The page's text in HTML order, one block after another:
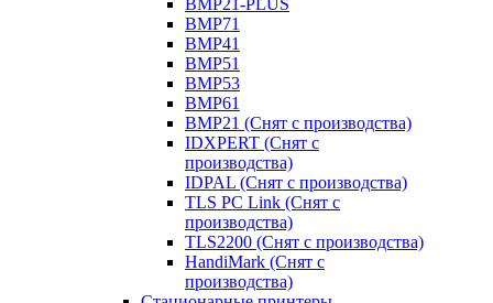
BMP21-PLUS
BMP71
BMP41
BMP51
BMP53
BMP61
BMP21 (Снят с производства)
IDXPERT (Снят с
производства)
IDPAL (Снят с производства)
TLS PC Link (Снят с
производства)
TLS2200 (Снят с производства)
HandiMark (Снят с
производства)